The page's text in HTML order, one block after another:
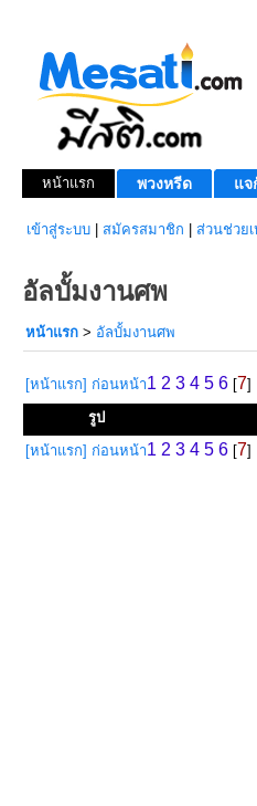
หน้าแรก พวงหรีด แจ
เข้าสู่ระบบ สมัครสมาชิก ส่วนช่วย
อัลบั้มงานศพ
หน้าแรก > อัลบั้มงานศพ
[หน้าแรก] ก่อนหน้า1 2 3 4 5 6 [7]
รูป
[หน้าแรก] ก่อนหน้า1 2 3 4 5 6 [7]